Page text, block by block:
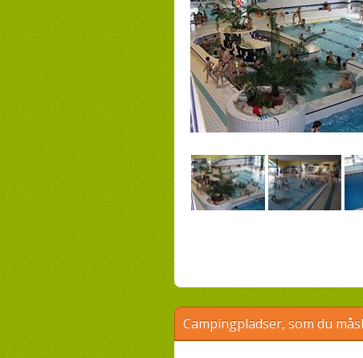
Campingpladser, som du